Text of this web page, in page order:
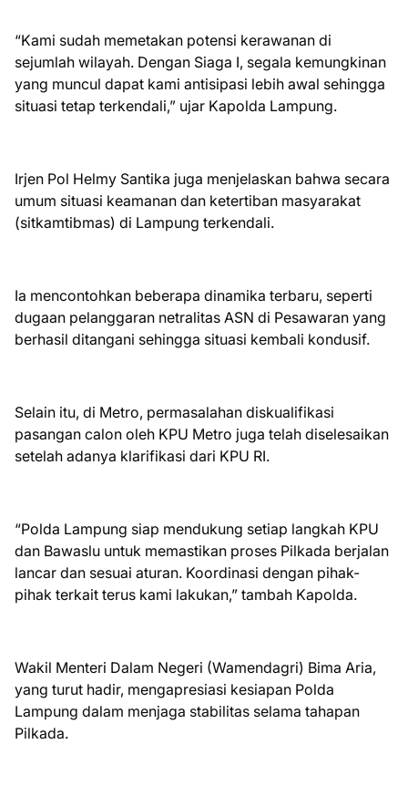
“Kami sudah memetakan potensi kerawanan di
sejumlah wilayah. Dengan Siaga I, segala kemungkinan
yang muncul dapat kami antisipasi lebih awal sehingga
situasi tetap terkendali,” ujar Kapolda Lampung.
Irjen Pol Helmy Santika juga menjelaskan bahwa secara
umum situasi keamanan dan ketertiban masyarakat
(sitkamtibmas) di Lampung terkendali.
Ia mencontohkan beberapa dinamika terbaru, seperti
dugaan pelanggaran netralitas ASN di Pesawaran yang
berhasil ditangani sehingga situasi kembali kondusif.
Selain itu, di Metro, permasalahan diskualifikasi
pasangan calon oleh KPU Metro juga telah diselesaikan
setelah adanya klarifikasi dari KPU RI.
“Polda Lampung siap mendukung setiap langkah KPU
dan Bawaslu untuk memastikan proses Pilkada berjalan
lancar dan sesuai aturan. Koordinasi dengan pihak-
pihak terkait terus kami lakukan,” tambah Kapolda.
Wakil Menteri Dalam Negeri (Wamendagri) Bima Aria,
yang turut hadir, mengapresiasi kesiapan Polda
Lampung dalam menjaga stabilitas selama tahapan
Pilkada.